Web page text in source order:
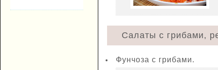
Салаты с грибами,
Фунчоза с грибами.